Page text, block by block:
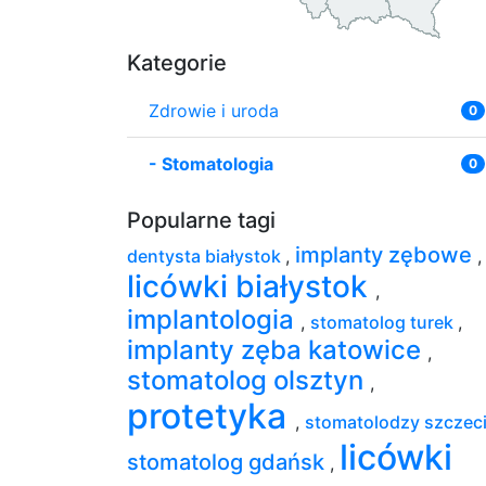
Kategorie
Zdrowie i uroda 0
- Stomatologia 0
Popularne tagi
dentysta białystok , implanty zębowe ,
licówki białystok ,
implantologia , stomatolog turek ,
implanty zęba katowice ,
stomatolog olsztyn ,
protetyka , stomatolodzy
stomatolog gdańsk , licówki